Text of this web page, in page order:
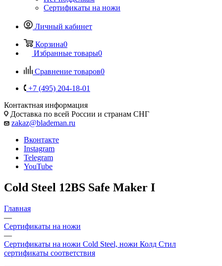
Сертификаты на ножи
Личный кабинет
Корзина0
Избранные товары0
Сравнение товаров0
+7 (495) 204-18-01
Контактная информация
Доставка по всей России и странам СНГ
zakaz@blademan.ru
Вконтакте
Instagram
Telegram
YouTube
Cold Steel 12BS Safe Maker I
Главная
—
Сертификаты на ножи
—
Сертификаты на ножи Cold Steel, ножи Колд Стил
сертификаты соответствия